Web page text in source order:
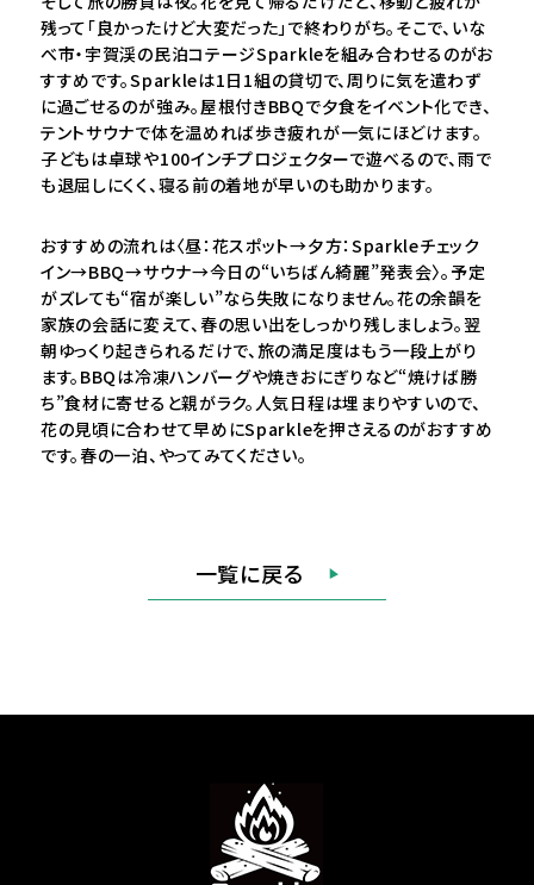
残って「良かったけど大変だった」で終わりがち。そこで、いな
べ市・宇賀渓の民泊コテージSparkleを組み合わせるのがお
すすめです。Sparkleは1日1組の貸切で、周りに気を遣わず
に過ごせるのが強み。屋根付きBBQで夕食をイベント化でき、
テントサウナで体を温めれば歩き疲れが一気にほどけます。
子どもは卓球や100インチプロジェクターで遊べるので、雨で
も退屈しにくく、寝る前の着地が早いのも助かります。
おすすめの流れは〈昼：花スポット→夕方：Sparkleチェック
イン→BBQ→サウナ→今日の“いちばん綺麗”発表会〉。予定
がズレても“宿が楽しい”なら失敗になりません。花の余韻を
家族の会話に変えて、春の思い出をしっかり残しましょう。翌
朝ゆっくり起きられるだけで、旅の満足度はもう一段上がり
ます。BBQは冷凍ハンバーグや焼きおにぎりなど“焼けば勝
ち”食材に寄せると親がラク。人気日程は埋まりやすいので、
花の見頃に合わせて早めにSparkleを押さえるのがおすすめ
です。春の一泊、やってみてください。
一覧に戻る